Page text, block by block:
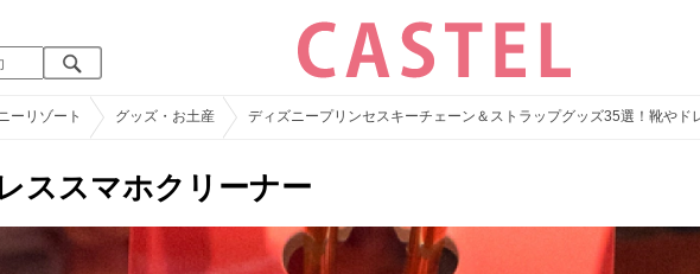
ーリゾート グッズ・お土産 ディズニープリンセスキーチェーン＆ストラップグッズ35選！靴やド
ススマホクリーナー